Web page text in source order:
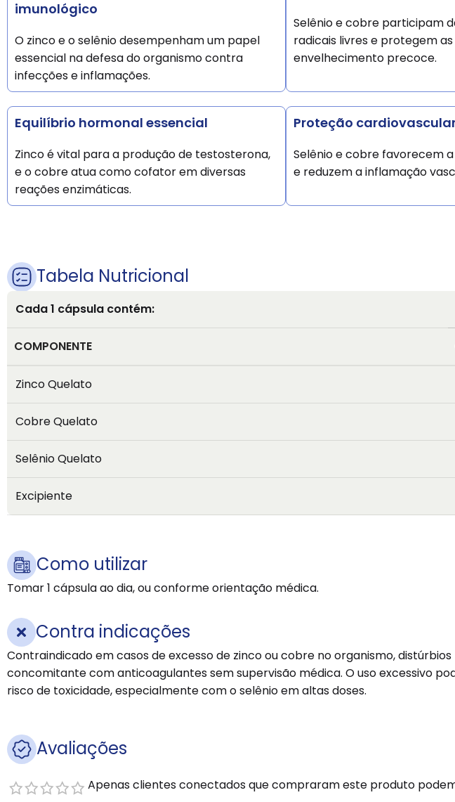
imunológico
O zinco e o selênio desempenham um papel
essencial na defesa do organismo contra
infecções e inflamações.
Selênio e cobre participam
radicais livres e protegem
envelhecimento precoce.
Equilíbrio hormonal essencial
Zinco é vital para a produção de testosterona,
e o cobre atua como cofator em diversas
reações enzimáticas.
Proteção
Selênio e cobre favorecem
e reduzem a inflamação
Tabela Nutricional
Cada 1 cápsula contém:
COMPONENTE
Zinco Quelato
Cobre Quelato
Selênio Quelato
Excipiente
Como utilizar
Tomar 1 cápsula ao dia, ou conforme orientação médica.
Contra indicações
Contraindicado em casos de excesso de zinco ou cobre no organismo,
concomitante com anticoagulantes sem supervisão médica. O uso excessivo
risco de toxicidade, especialmente com o selênio em altas doses.
Avaliações
Apenas clientes conectados que compraram este produto